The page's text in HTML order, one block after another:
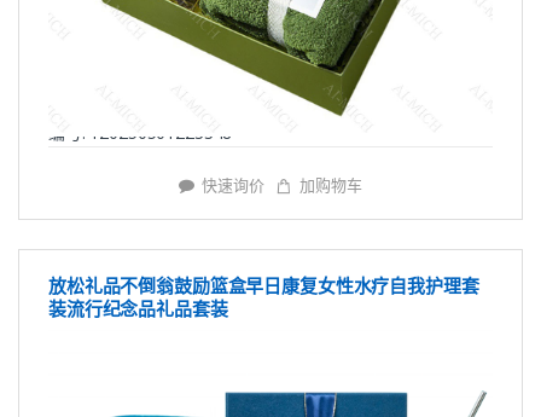
编号: Y20250501223348
快速询价 加购物车
放松礼品不倒翁鼓励篮盒早日康复女性水疗自我护理套
装流行纪念品礼品套装